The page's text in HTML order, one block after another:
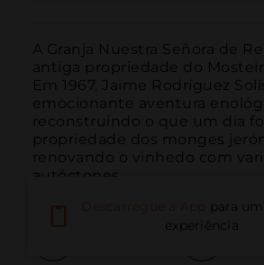
A Granja Nuestra Señora de
antiga propriedade do
Em 1967, Jaime Rodríguez
emocionante aventura
reconstruindo o que um dia
propriedade dos monges
renovando o vinhedo com
autóctones.
para
experiência